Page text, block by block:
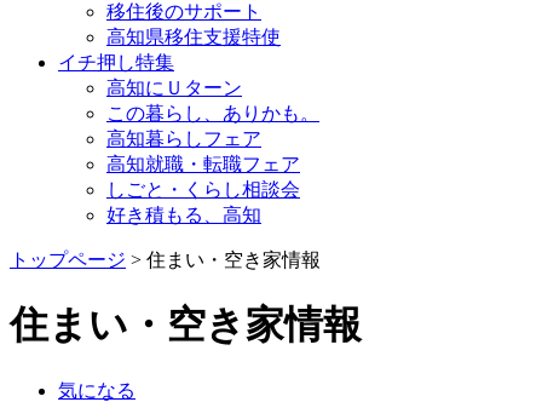
移住後のサポート
高知県移住支援特使
イチ押し特集
高知にＵターン
この暮らし、ありかも。
高知暮らしフェア
高知就職・転職フェア
しごと・くらし相談会
好き積もる、高知
トップページ > 住まい・空き家情報
住まい・空き家情報
気になる